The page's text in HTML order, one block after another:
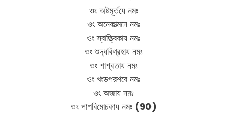
ওং অষ্টমূর্তযে নমঃ
ওং অনেকাত্মনে নমঃ
ওং স্বাত্ত্বিকায নমঃ
ওং শুদ্ধবিগ্রহায নমঃ
ওং শাশ্বতায নমঃ
ওং খংডপরশবে নমঃ
ওং অজায নমঃ
ওং পাশবিমোচকায নমঃ (90)